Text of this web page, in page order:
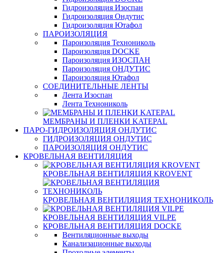
Гидроизоляция Изоспан
Гидроизоляция Ондутис
Гидроизоляция Ютафол
ПАРОИЗОЛЯЦИЯ
Пароизоляция Технониколь
Пароизоляция DOCKE
Пароизоляция ИЗОСПАН
Пароизоляция ОНДУТИС
Пароизоляция Ютафол
СОЕДИНИТЕЛЬНЫЕ ЛЕНТЫ
Лента Изоспан
Лента Технониколь
МЕМБРАНЫ И ПЛЕНКИ KATEPAL
ПАРО-ГИДРОИЗОЛЯЦИЯ ОНДУТИС
ГИДРОИЗОЛЯЦИЯ ОНДУТИС
ПАРОИЗОЛЯЦИЯ ОНДУТИС
КРОВЕЛЬНАЯ ВЕНТИЛЯЦИЯ
КРОВЕЛЬНАЯ ВЕНТИЛЯЦИЯ KROVENT
КРОВЕЛЬНАЯ ВЕНТИЛЯЦИЯ ТЕХНОНИКОЛЬ
КРОВЕЛЬНАЯ ВЕНТИЛЯЦИЯ VILPE
КРОВЕЛЬНАЯ ВЕНТИЛЯЦИЯ DOCKE
Вентиляционные выходы
Канализационные выходы